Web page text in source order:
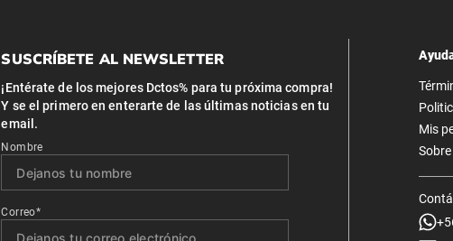
SUSCRÍBETE AL NEWSLETTER
¡Entérate de los mejores Dctos% para tu próxima compra!
Y se el primero en enterarte de las últimas noticias en tu
email.
Nombre
Correo*
Mis